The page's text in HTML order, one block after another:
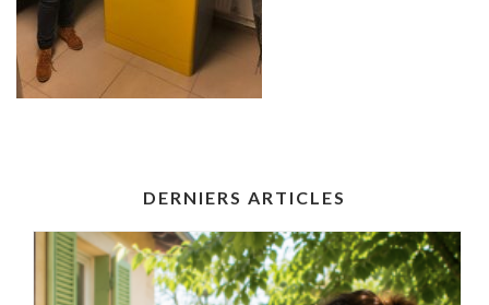
DERNIERS ARTICLES